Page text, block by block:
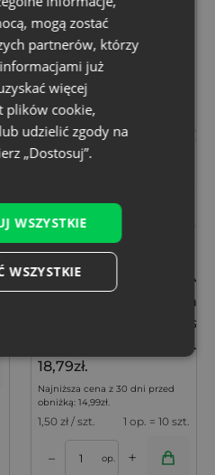
Rozmiar: 7x9 cm
Tkanina: Organza
Kolor:
-20%
10 szt. Woreczki z organzy 7
cm - białe z nadrukiem
18,79zł.
Current
price is:
14,99zł.
Najniższa cena z 30 dni przed
obniżką:14,99zł
1,50 zł / szt. 1 op. = 10 szt.
– op. +
mogą zostać
partnerów, którzy
informacjami już
więcej
plików cookie,
udzielić zgody na
„Dostosuj”.
WSZYSTKIE
WSZYSTKIE